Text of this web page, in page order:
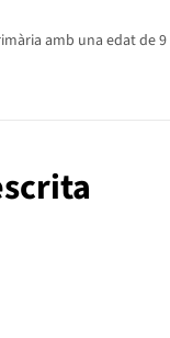
amb una edat